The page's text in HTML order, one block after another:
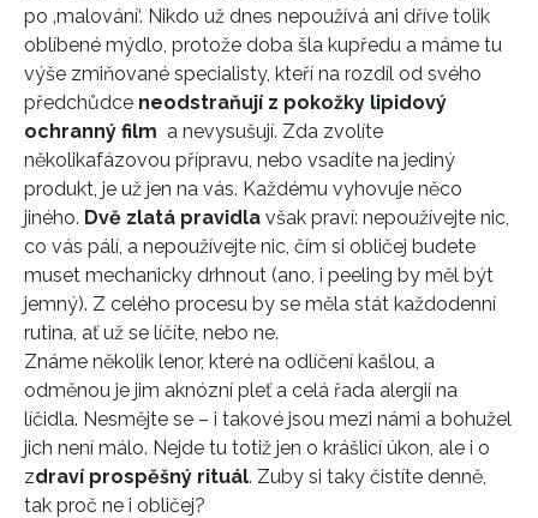
po ‚malování‘. Nikdo už dnes nepoužívá ani dříve tolik
oblíbené mýdlo, protože doba šla kupředu a máme tu
výše zmiňované specialisty, kteří na rozdíl od svého
předchůdce neodstraňují z pokožky lipidový
ochranný film a nevysušují. Zda zvolíte
několikafázovou přípravu, nebo vsadíte na jediný
produkt, je už jen na vás. Každému vyhovuje něco
jiného. Dvě zlatá pravidla však praví: nepoužívejte nic,
co vás pálí, a nepoužívejte nic, čím si obličej budete
muset mechanicky drhnout (ano, i peeling by měl být
jemný). Z celého procesu by se měla stát každodenní
rutina, ať už se líčíte, nebo ne.
Známe několik lenor, které na odlíčení kašlou, a
odměnou je jim aknózní pleť a celá řada alergií na
líčidla. Nesmějte se – i takové jsou mezi námi a bohužel
jich není málo. Nejde tu totiž jen o krášlicí úkon, ale i o
zdraví prospěšný rituál. Zuby si taky čistíte denně,
tak proč ne i obličej?